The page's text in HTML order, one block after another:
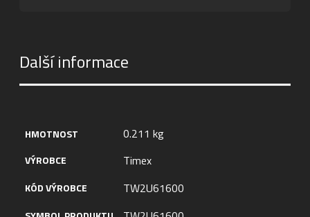
Další informace
HMOTNOST 0.211 kg
VÝROBCE Timex
KÓD VÝROBCE TW2U61600